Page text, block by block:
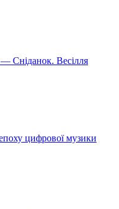
Сніданок. Весілля
цифрової музики